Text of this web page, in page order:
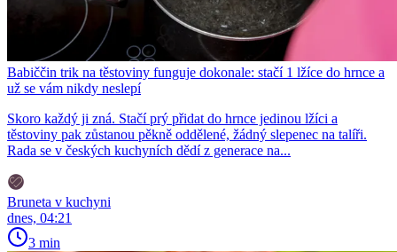
Babiččin trik na těstoviny funguje dokonale: stačí 1 lžíce do hrnce a
už se vám nikdy neslepí
Skoro každý ji zná. Stačí prý přidat do hrnce jedinou lžíci a
těstoviny pak zůstanou pěkně oddělené, žádný slepenec na talíři.
Rada se v českých kuchyních dědí z generace na...
Bruneta v kuchyni
dnes, 04:21
3 min